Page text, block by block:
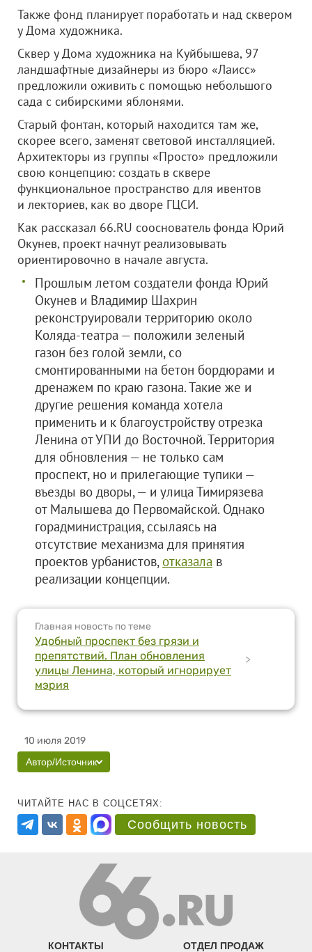
Также фонд планирует поработать и над сквером
у Дома художника.
Сквер у Дома художника на Куйбышева, 97
ландшафтные дизайнеры из бюро «Лаисс»
предложили оживить с помощью небольшого
сада с сибирскими яблонями.
Старый фонтан, который находится там же,
скорее всего, заменят световой инсталляцией.
Архитекторы из группы «Просто» предложили
свою концепцию: создать в сквере
функциональное пространство для ивентов
и лекториев, как во дворе ГЦСИ.
Как рассказал 66.RU сооснователь фонда Юрий
Окунев, проект начнут реализовывать
ориентировочно в начале августа.
Прошлым летом создатели фонда Юрий
Окунев и Владимир Шахрин
реконструировали территорию около
Коляда-театра — положили зеленый
газон без голой земли, со
смонтированными на бетон бордюрами и
дренажем по краю газона. Такие же и
другие решения команда хотела
применить и к благоустройству отрезка
Ленина от УПИ до Восточной. Территория
для обновления — не только сам
проспект, но и прилегающие тупики —
въезды во дворы, — и улица Тимирязева
от Малышева до Первомайской. Однако
горадминистрация, ссылаясь на
отсутствие механизма для принятия
проектов урбанистов, отказала в
реализации концепции.
Главная новость по теме
Удобный проспект без грязи и
препятствий. План обновления
улицы Ленина, который игнорирует
мэрия
>
10 июля 2019
Автор/Источник
ЧИТАЙТЕ НАС В СОЦСЕТЯХ:
Сообщить новость
КОНТАКТЫ ОТДЕЛ ПРОДАЖ